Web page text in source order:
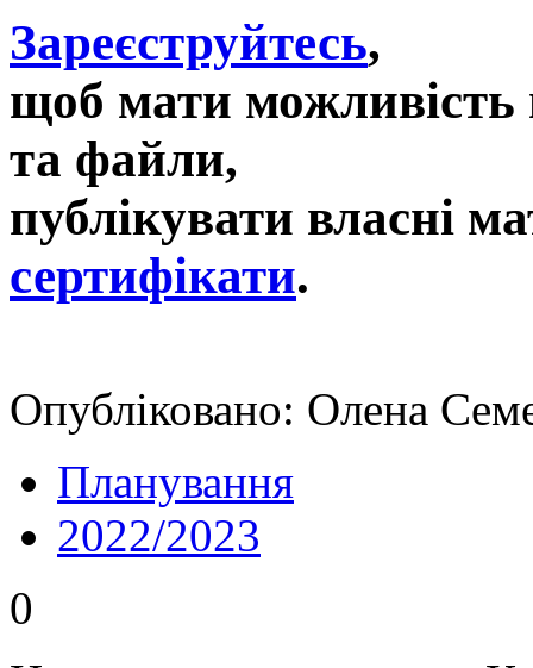
Зареєструйтесь,
щоб мати можливість
та файли,
публікувати власні
сертифікати.
Опубліковано: Олена
Планування
2022/2023
0